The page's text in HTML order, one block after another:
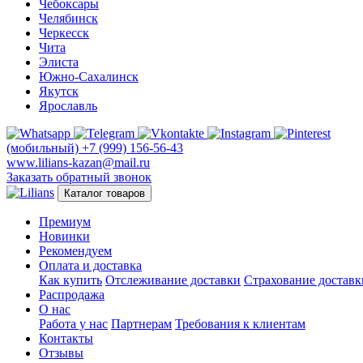
Чебоксары
Челябинск
Черкесск
Чита
Элиста
Южно-Сахалинск
Якутск
Ярославль
(мобильный) +7 (999) 156-56-43
www.lilians-kazan@mail.ru
Заказать обратный звонок
Каталог товаров
Премиум
Новинки
Рекомендуем
Оплата и доставка
Как купить Отслеживание доставки Страхование
Распродажа
О нас
Работа у нас Партнерам Требования к клиентам
Контакты
Отзывы